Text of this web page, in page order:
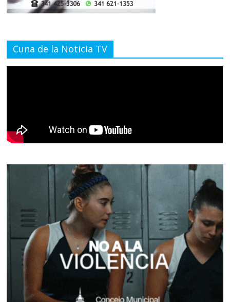
Cuna de la Noticia TV